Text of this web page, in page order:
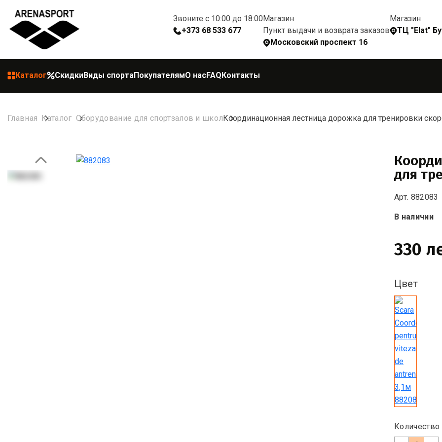
Звоните с 10:00 до 18:00
+373 68 533 677
Магазин
Пункт выдачи и возврата заказов
Московский проспект 16
Магазин
ТЦ "Elat"
Каталог СкидкиВиды спортаПокупателямО насFAQКонтакты
Главная Каталог Оборудование для спортзалов и школКоординационная лестница дорожка для тренировки
для
Арт. 882083
В наличии
330
Цвет
Количество